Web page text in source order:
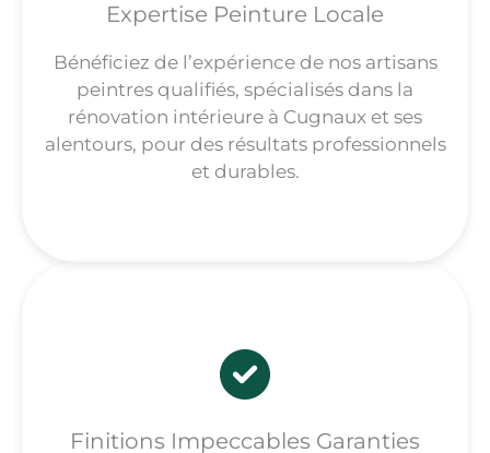
Expertise Peinture Locale
Bénéficiez de l’expérience de nos artisans
peintres qualifiés, spécialisés dans la
rénovation intérieure à Cugnaux et ses
alentours, pour des résultats professionnels
et durables.
Finitions Impeccables Garanties